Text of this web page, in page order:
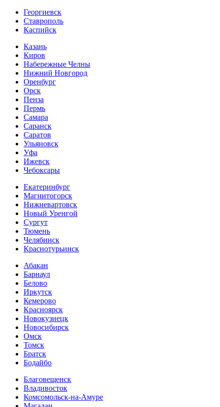
Георгиевск
Ставрополь
Каспийск
Казань
Киров
Набережные Челны
Нижний Новгород
Оренбург
Орск
Пенза
Пермь
Самара
Саранск
Саратов
Ульяновск
Уфа
Ижевск
Чебоксары
Екатеринбург
Магнитогорск
Нижневартовск
Новый Уренгой
Сургут
Тюмень
Челябинск
Краснотурьинск
Абакан
Барнаул
Белово
Иркутск
Кемерово
Красноярск
Новокузнецк
Новосибирск
Омск
Томск
Братск
Бодайбо
Благовещенск
Владивосток
Комсомольск-на-Амуре